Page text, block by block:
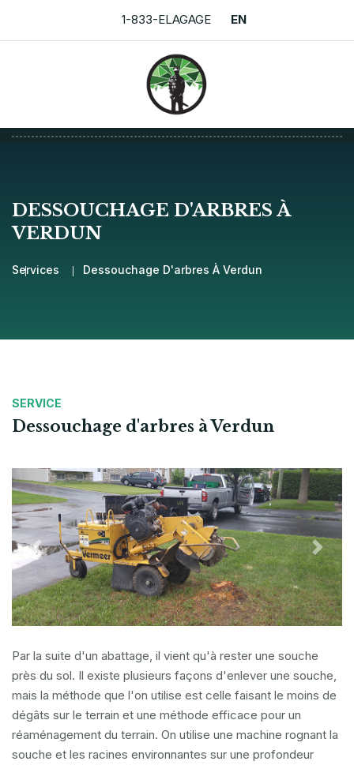
1-833-ELAGAGE EN
DESSOUCHAGE D'ARBRES À
VERDUN
Services Dessouchage D'arbres À Verdun
SERVICE
Dessouchage d'arbres à Verdun
Previous Next
Par la suite d'un abattage, il vient qu'à rester une souche
près du sol. Il existe plusieurs façons d'enlever une souche,
mais la méthode que l'on utilise est celle faisant le moins de
dégâts sur le terrain et une méthode efficace pour un
réaménagement du terrain. On utilise une machine rognant la
souche et les racines environnantes sur une profondeur